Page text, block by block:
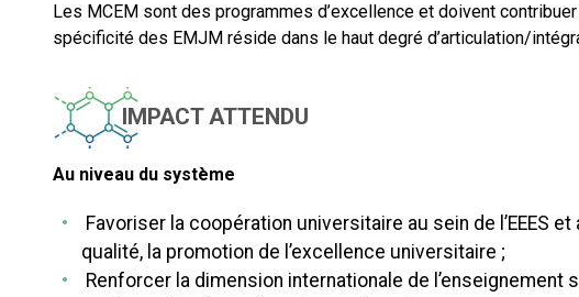
Les MCEM sont des programmes d’excellence et doivent
spécificité des EMJM réside dans le haut degré d’articulation/
IMPACT ATTENDU
Au niveau du système
Favoriser la coopération universitaire au sein de l’EEES
qualité, la promotion de l’excellence universitaire ;
Renforcer la dimension internationale de